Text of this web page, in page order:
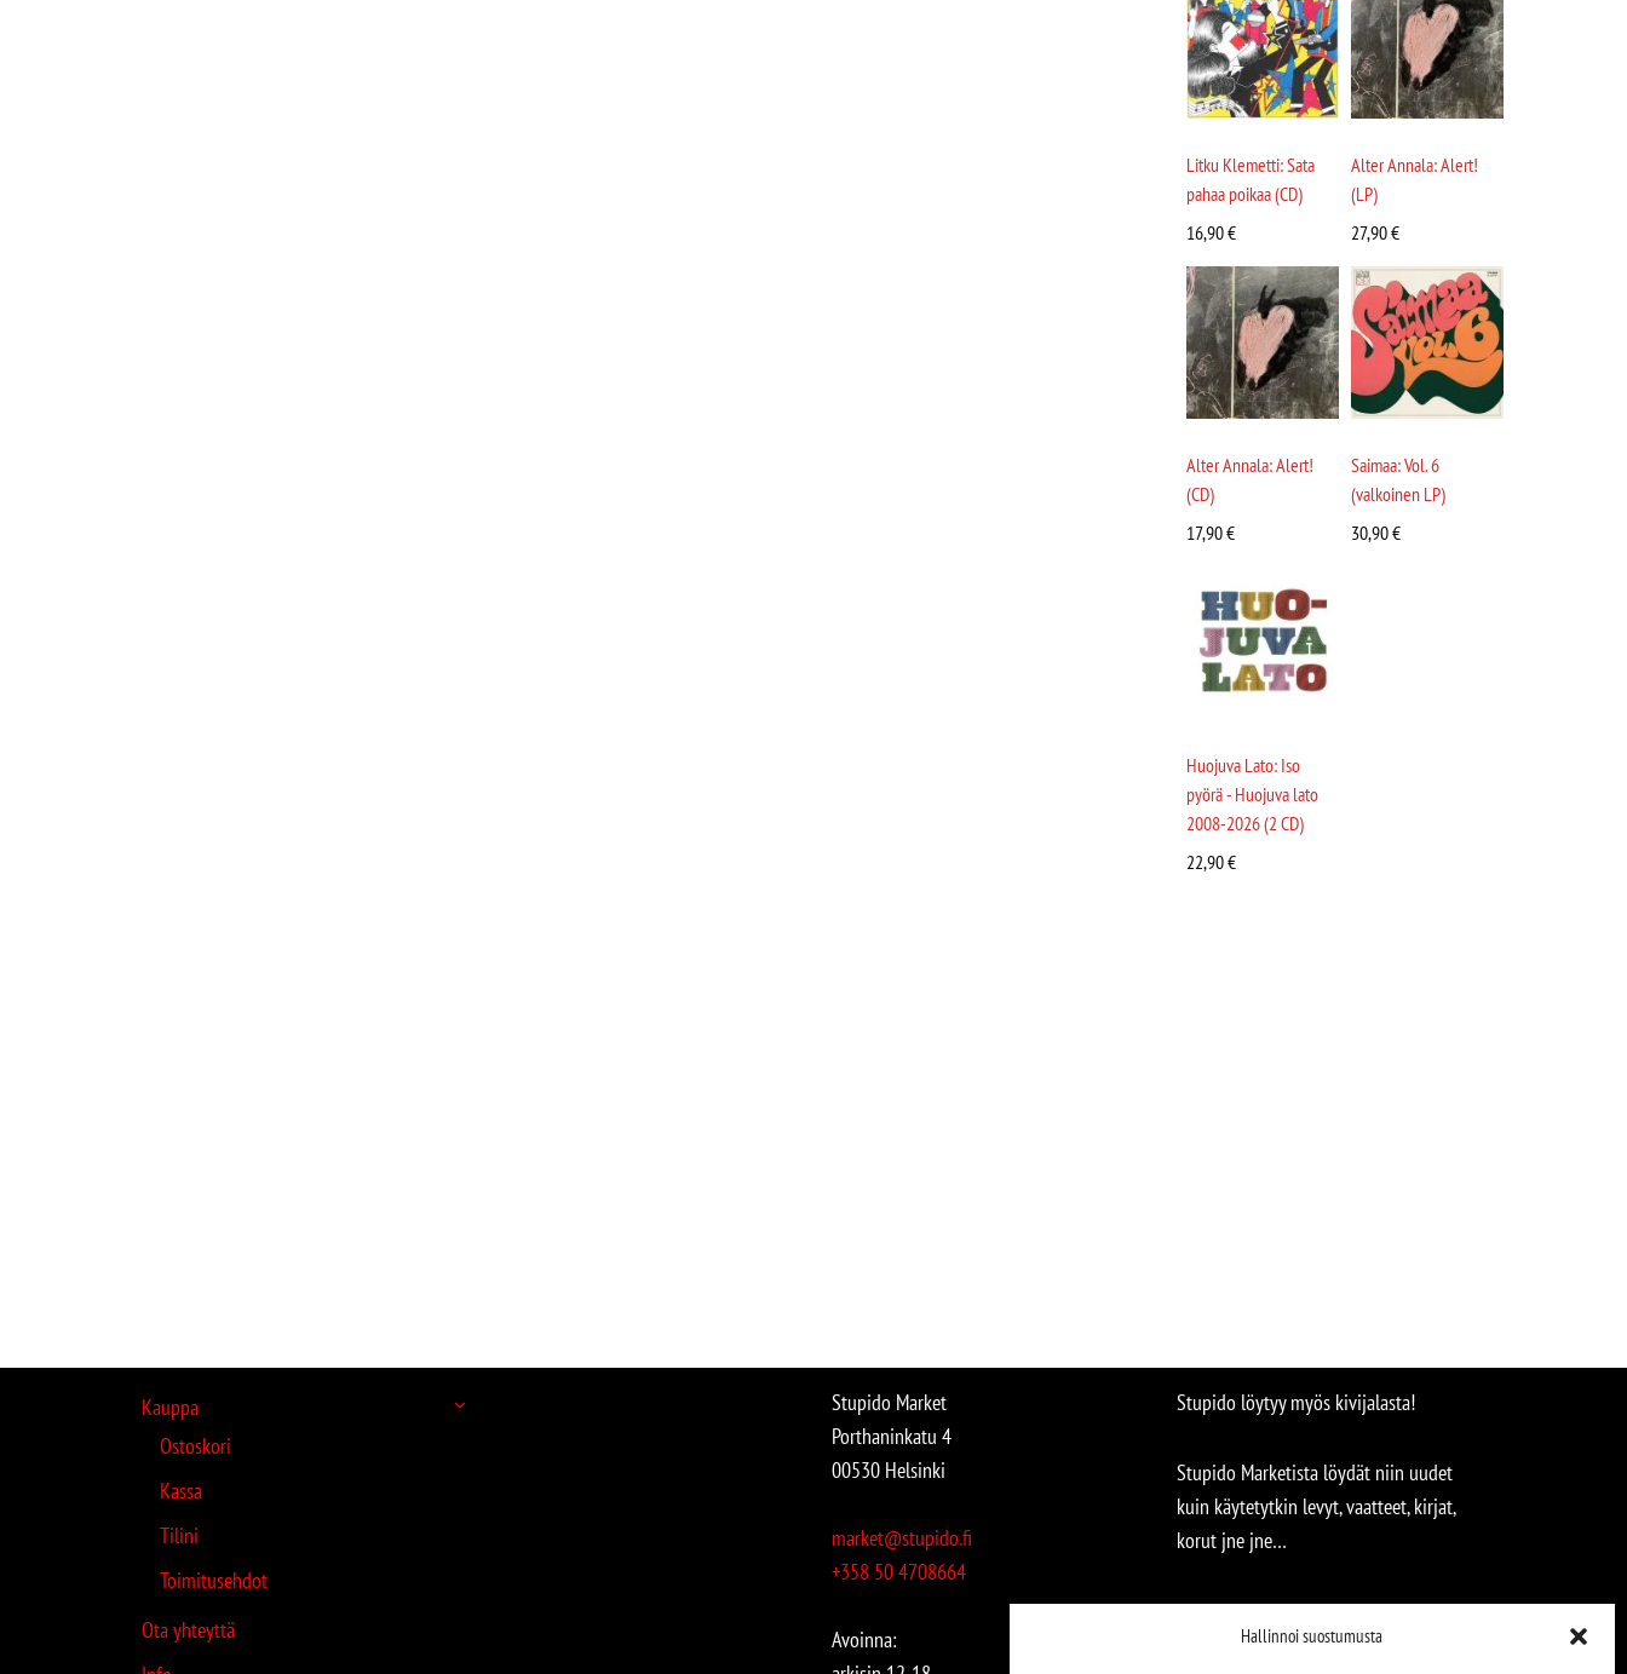
Hallinnoi suostumusta
Litku Klemetti: Sata
pahaa poikaa (CD)
16,90€
Alter Annala: Alert!
(LP)
27,90€
Alter Annala: Alert!
(CD)
17,90€
Saimaa: Vol. 6
(valkoinen LP)
30,90€
Huojuva Lato: Iso
pyörä - Huojuva lato
2008-2026 (2 CD)
22,90€
Kauppa
Ostoskori
Kassa
Tilini
Toimitusehdot
Ota yhteyttä
Stupido Market
Porthaninkatu 4
00530 Helsinki
market@stupido.fi
+358 50 4708664
Avoinna:
Stupido löytyy myös kivijalasta!
Stupido Marketista löydät niin uudet
kuin käytetytkin levyt, vaatteet, kirjat,
korut jne jne…